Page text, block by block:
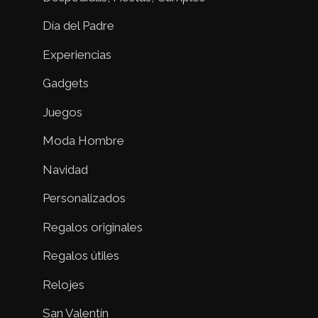
Día del Padre
Experiencias
Gadgets
Juegos
Moda Hombre
Navidad
Personalizados
Regalos originales
Regalos útiles
Relojes
San Valentín